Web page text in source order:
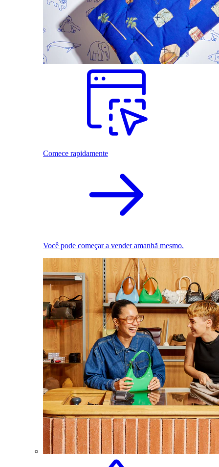
Comece rapidamente
Você pode começar a vender amanhã mesmo.